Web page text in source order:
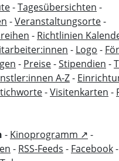
-Tagesübersichten -
-Veranstaltungsorte-
- Richtlinien
- Logo -
- Preise-Stipendien -
A-Z-
-Visitenkarten -
- Kinoprogramm ↗ -
- RSS-Feeds - Facebook-